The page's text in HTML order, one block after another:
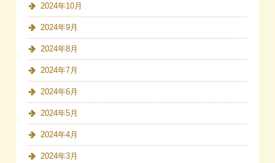
2024年10月
2024年9月
2024年8月
2024年7月
2024年6月
2024年5月
2024年4月
2024年3月